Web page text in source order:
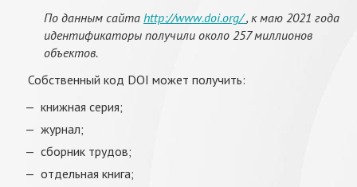
По данным сайта http://www.doi.org/, к маю 2021 года
идентификаторы получили около 257 миллионов
объектов.
Собственный код DOI может получить:
книжная серия;
журнал;
сборник трудов;
отдельная книга;